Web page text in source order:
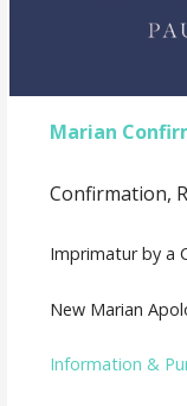
Marian
Confirmation,
Imprimatur by a
New Marian
Information &